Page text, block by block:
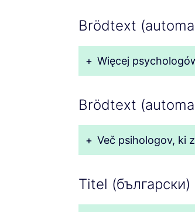
Brödtext
+ Więcej
Brödtext
+ Več psihologov, ki
Titel (български)